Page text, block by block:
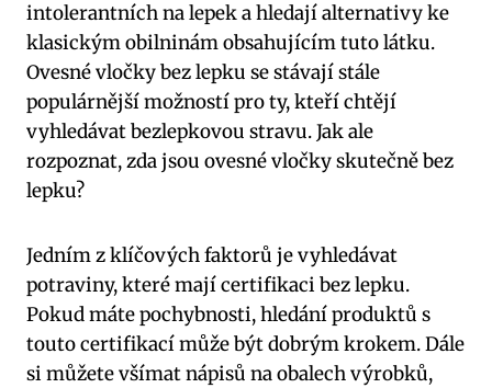
intolerantních na lepek a hledají alternativy ke
klasickým obilninám obsahujícím tuto látku.
Ovesné vločky bez lepku se stávají stále
populárnější možností pro ty, kteří chtějí
vyhledávat bezlepkovou stravu. Jak ale
rozpoznat, zda jsou ovesné vločky skutečně bez
lepku?
Jedním z klíčových faktorů je vyhledávat
potraviny, které mají certifikaci bez lepku.
Pokud máte pochybnosti, hledání produktů s
touto certifikací může být dobrým krokem. Dále
si můžete všímat nápisů na obalech výrobků,